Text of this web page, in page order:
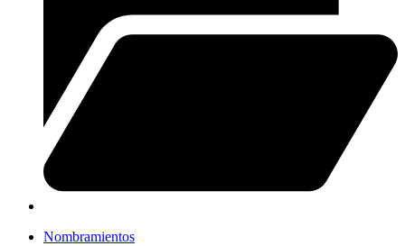
Nombramientos